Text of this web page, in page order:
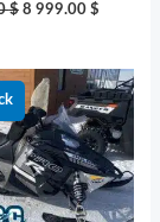
$ 8 999.00 $
Le
prix
initial
était :
7 499.00 $.
Le
prix
actuel
est :
3 499.00